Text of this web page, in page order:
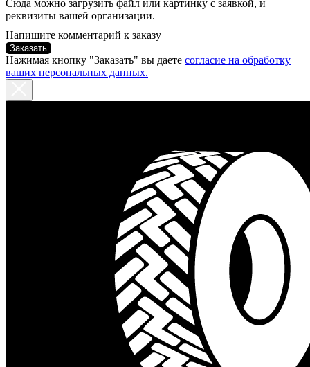
Сюда можно загрузить файл или картинку с заявкой, и
реквизиты вашей организации.
Напишите комментарий к заказу
Заказать
Нажимая кнопку "Заказать" вы даете согласие на обработку
ваших персональных данных.